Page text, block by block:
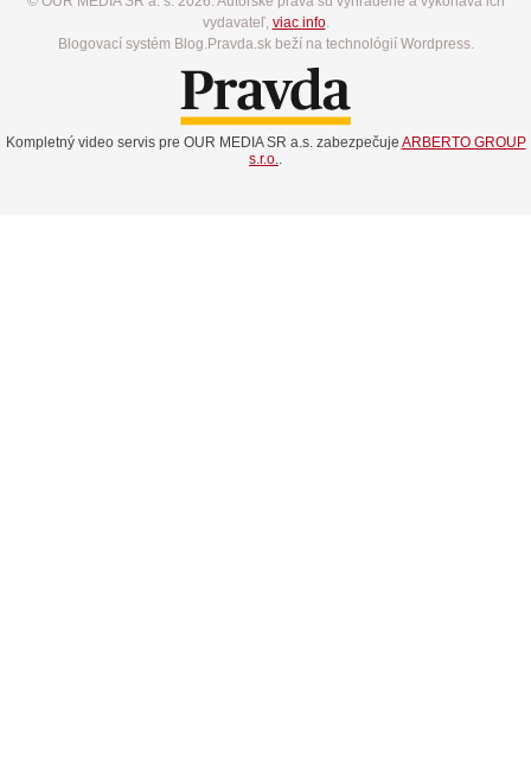
vydavateľ, viac info.
Blogovací systém Blog.Pravda.sk beží na technológií Wordpress.
Kompletný video servis pre OUR MEDIA SR a.s. zabezpečuje ARBERTO GROUP
s.r.o.